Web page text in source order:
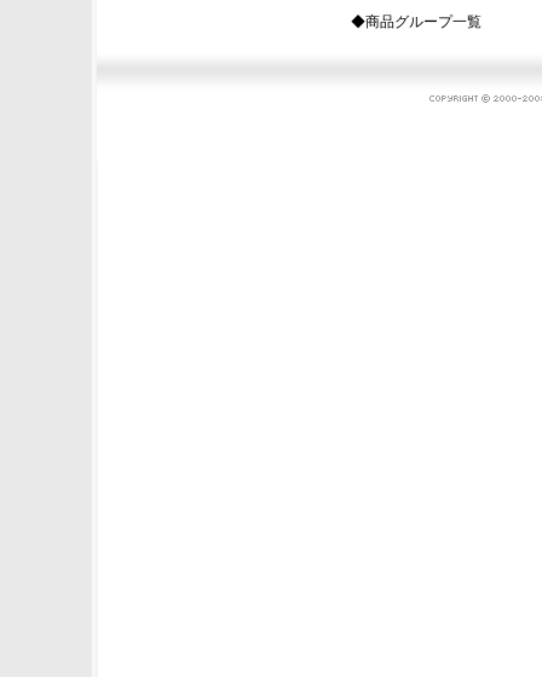
◆商品グループ一覧